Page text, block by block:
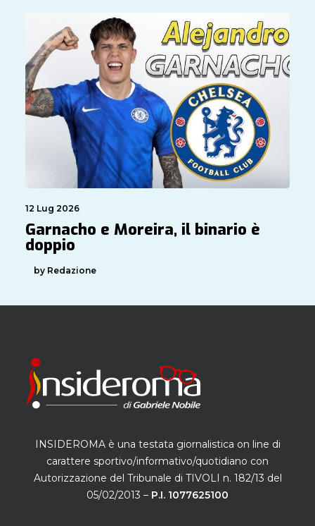
12 Lug 2026
Garnacho e Moreira, il binario è
doppio
by Redazione
INSIDEROMA è una testata giornalistica on line di
carattere sportivo/informativo/quotidiano con
Autorizzazione del Tribunale di TIVOLI n. 182/13 del
05/02/2013 – P.I. 1077625100